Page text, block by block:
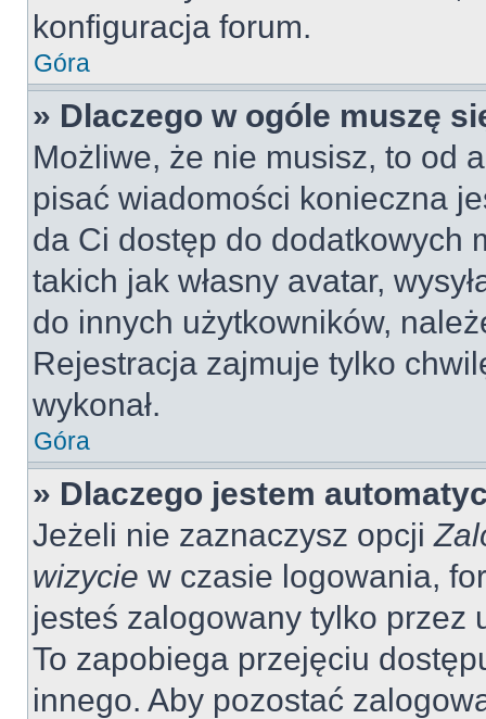
konfiguracja forum.
Góra
» Dlaczego w ogóle muszę
Możliwe, że nie musisz, to od
pisać wiadomości konieczna
da Ci dostęp do dodatkowych
takich jak własny avatar,
do innych użytkowników,
Rejestracja zajmuje tylko
wykonał.
Góra
» Dlaczego jestem
Jeżeli nie zaznaczysz opcji
wizycie w czasie logowania,
jesteś zalogowany tylko przez
To zapobiega przejęciu
innego. Aby pozostać